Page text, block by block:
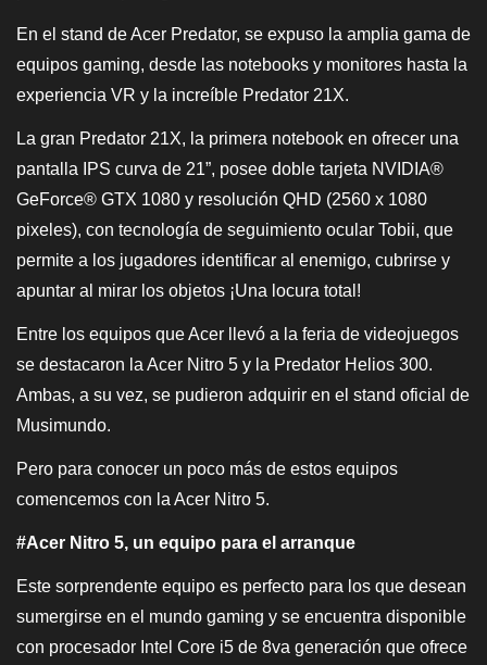
En el stand de Acer Predator, se expuso la amplia gama de
equipos gaming, desde las notebooks y monitores hasta la
experiencia VR y la increíble Predator 21X.
La gran Predator 21X, la primera notebook en ofrecer una
pantalla IPS curva de 21”, posee doble tarjeta NVIDIA®
GeForce® GTX 1080 y resolución QHD (2560 x 1080
pixeles), con tecnología de seguimiento ocular Tobii, que
permite a los jugadores identificar al enemigo, cubrirse y
apuntar al mirar los objetos ¡Una locura total!
Entre los equipos que Acer llevó a la feria de videojuegos
se destacaron la Acer Nitro 5 y la Predator Helios 300.
Ambas, a su vez, se pudieron adquirir en el stand oficial de
Musimundo.
Pero para conocer un poco más de estos equipos
comencemos con la Acer Nitro 5.
#Acer Nitro 5, un equipo para el arranque
Este sorprendente equipo es perfecto para los que desean
sumergirse en el mundo gaming y se encuentra disponible
con procesador Intel Core i5 de 8va generación que ofrece